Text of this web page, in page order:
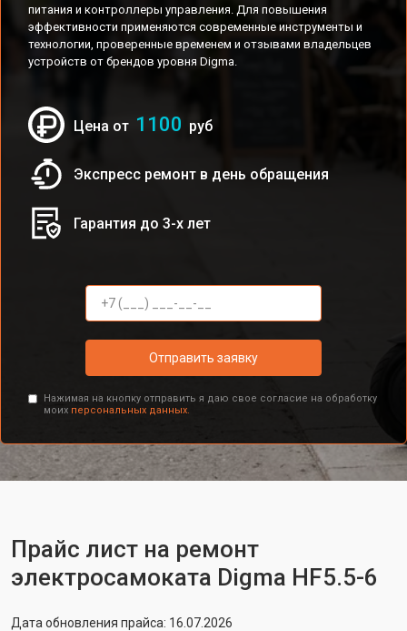
питания и контроллеры управления. Для повышения
эффективности применяются современные инструменты и
технологии, проверенные временем и отзывами владельцев
устройств от брендов уровня Digma.
Цена от 1100 руб
Экспресс ремонт в день обращения
Гарантия до 3-х лет
Отправить заявку
Нажимая на кнопку отправить я даю свое согласие на обработку
моих персональных данных.
Прайс лист на ремонт
электросамоката Digma HF5.5-6
Дата обновления прайса: 16.07.2026